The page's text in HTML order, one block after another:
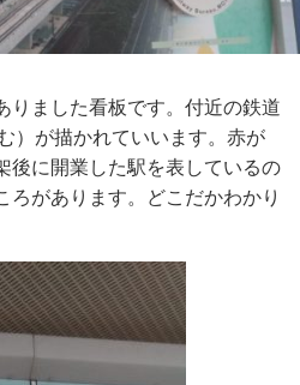
りました看板です。付近の鉄道
）が描かれていいます。赤が
後に開業した駅を表しているの
ろがあります。どこだかわかり